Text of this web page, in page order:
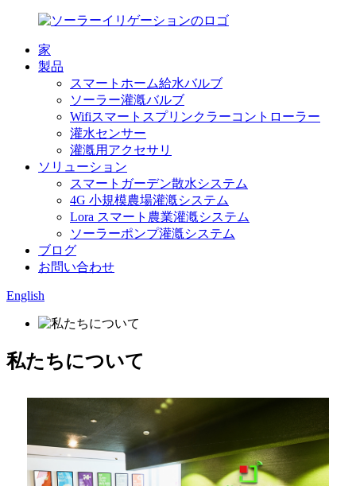
家
製品
スマートホーム給水バルブ
ソーラー灌漑バルブ
Wifiスマートスプリンクラーコントローラー
灌水センサー
灌漑用アクセサリ
ソリューション
スマートガーデン散水システム
4G 小規模農場灌漑システム
Lora スマート農業灌漑システム
ソーラーポンプ灌漑システム
ブログ
お問い合わせ
English
私たちについて